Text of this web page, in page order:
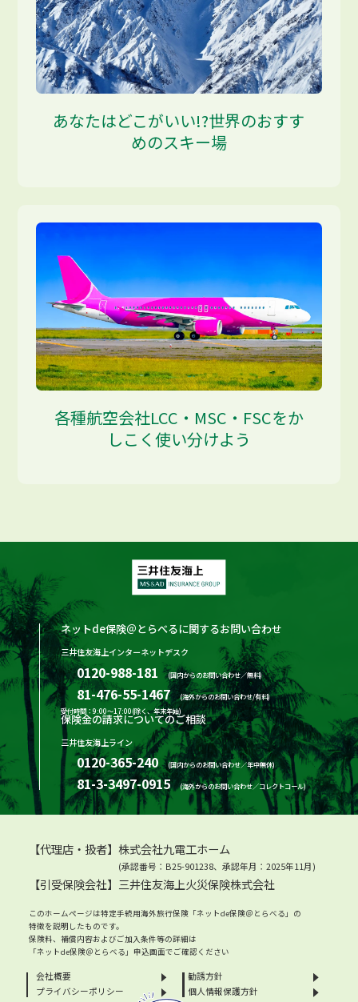
あなたはどこがいい!?世界のおすす
めのスキー場
各種航空会社LCC・MSC・FSCをか
しこく使い分けよう
ネットde保険＠とらべるに関するお問い合わせ
三井住友海上インターネットデスク
0120-988-181 (国内からのお問い合わせ／無料)
81-476-55-1467
(海外からのお問い合わせ/有料)
受付時間：9:00～17:00(除く、年末年始)
保険金の請求についてのご相談
三井住友海上ライン
0120-365-240 (国内からのお問い合わせ／年中無休)
81-3-3497-0915 (海外からのお問い合わせ／コレクトコール)
【代理店・扱者】株式会社九電工ホーム
(承認番号：B25-901238、承認年月：2025年11月)
【引受保険会社】三井住友海上火災保険株式会社
このホームページは特定手続用海外旅行保険「ネットde保険＠とらべる」の
特徴を説明したものです。
保険料、補償内容およびご加入条件等の詳細は
「ネットde保険＠とらべる」申込画面でご確認ください
会社概要
勧誘方針
プライバシーポリシー
個人情報保護方針